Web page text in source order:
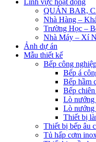
Lĩnh vực hoạt động
QUÁN BAR,
Nhà Hàng –
Trường Học –
Nhà Máy – Xí
Ảnh dự án
Mẫu thiết kế
Bếp công
Bếp á
Bếp hầm
Bếp
Lò nướng
Lò nướng
Thiết bị
Thiết bị bếp âu
Tủ hấp cơm